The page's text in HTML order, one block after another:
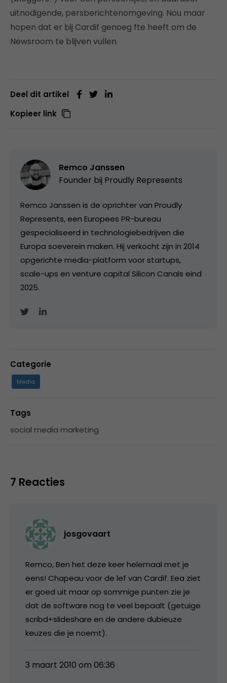
uitnodigende, persberichtenomgeving. Nou maar
hopen dat er bij Cardif genoeg fte heeft om de
Newsroom te blijven vullen.
Deel dit artikel
Kopieer link
Remco Janssen
Founder bij Proudly Represents
Remco Janssen is de oprichter van Proudly
Represents, een Europees PR-bureau
gespecialiseerd in technologiebedrijven die
Europa soeverein maken. Hij verkocht zijn in 2014
opgerichte media-platform voor startups,
scale-ups en venture capital Silicon Canals eind
2025.
Categorie
Media
Tags
social media marketing
7 Reacties
josgovaart
Remco, Ben het deze keer helemaal met je
eens! Chapeau voor de lef van Cardif. Eea ziet
er goed uit maar op sommige punten zie je
dat de software nog te veel bepaalt (getuige
scribd+slideshare en de andere dubieuze
keuzes die je noemt).
3 maart 2010 om 06:36